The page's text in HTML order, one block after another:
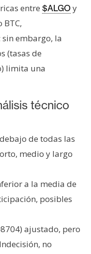
entre $ALGOy
embargo, la
(tasas de
limita una
técnico
de todas las
medio y largo
a la media de
posibles
ajustado, pero
no